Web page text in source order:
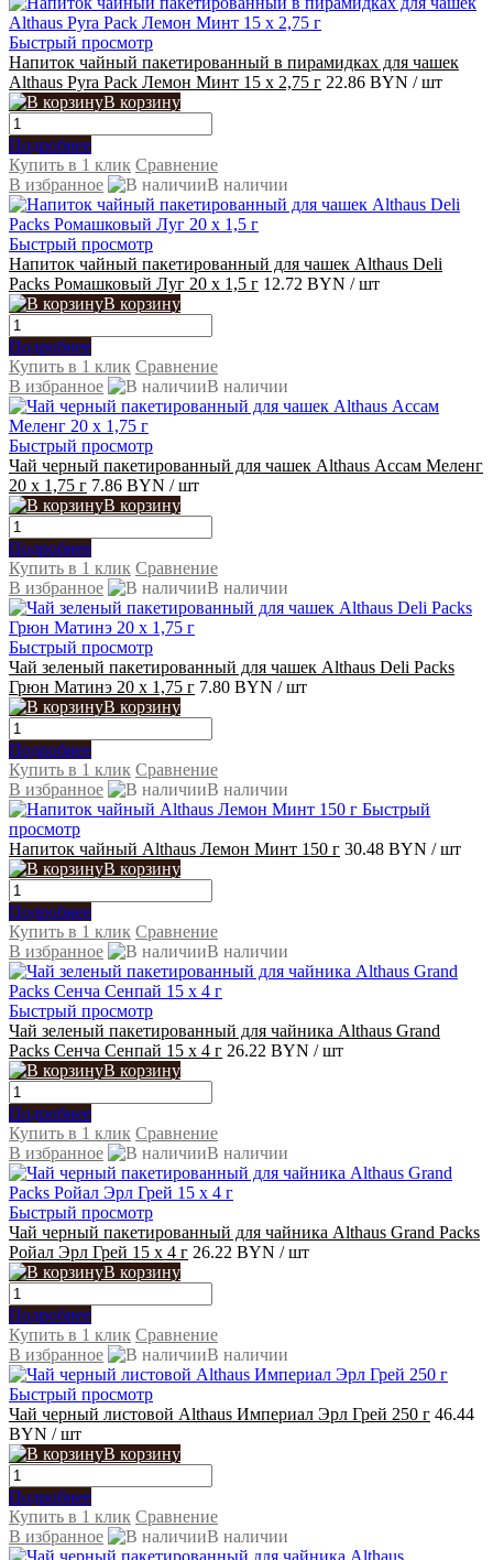
Быстрый просмотр
Напиток чайный пакетированный в пирамидках для чашек
Althaus Pyra Pack Лемон Минт 15 x 2,75 г 22.86 BYN / шт
В корзину
Подробнее
Купить в 1 клик Сравнение
В избранное
В наличии
Быстрый просмотр
Напиток чайный пакетированный для чашек Althaus Deli
Packs Ромашковый Луг 20 x 1,5 г 12.72 BYN / шт
В корзину
Подробнее
Купить в 1 клик Сравнение
В избранное
В наличии
Быстрый просмотр
Чай черный пакетированный для чашек Althaus Ассам Меленг
20 x 1,75 г 7.86 BYN / шт
В корзину
Подробнее
Купить в 1 клик Сравнение
В избранное
В наличии
Быстрый просмотр
Чай зеленый пакетированный для чашек Althaus Deli Packs
Грюн Матинэ 20 х 1,75 г 7.80 BYN / шт
В корзину
Подробнее
Купить в 1 клик Сравнение
В избранное
В наличии
Быстрый
просмотр
Напиток чайный Althaus Лемон Минт 150 г 30.48 BYN / шт
В корзину
Подробнее
Купить в 1 клик Сравнение
В избранное
В наличии
Быстрый просмотр
Чай зеленый пакетированный для чайника Althaus Grand
Packs Сенча Сенпай 15 x 4 г 26.22 BYN / шт
В корзину
Подробнее
Купить в 1 клик Сравнение
В избранное
В наличии
Быстрый просмотр
Чай черный пакетированный для чайника Althaus Grand Packs
Ройал Эрл Грей 15 x 4 г 26.22 BYN / шт
В корзину
Подробнее
Купить в 1 клик Сравнение
В избранное
В наличии
Быстрый просмотр
Чай черный листовой Althaus Империал Эрл Грей 250 г 46.44
BYN / шт
В корзину
Подробнее
Купить в 1 клик Сравнение
В избранное
В наличии